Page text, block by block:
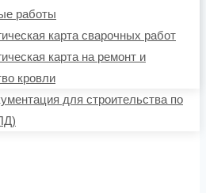
работы
карта сварочных работ
карта на ремонт и
кровли
для строительства по